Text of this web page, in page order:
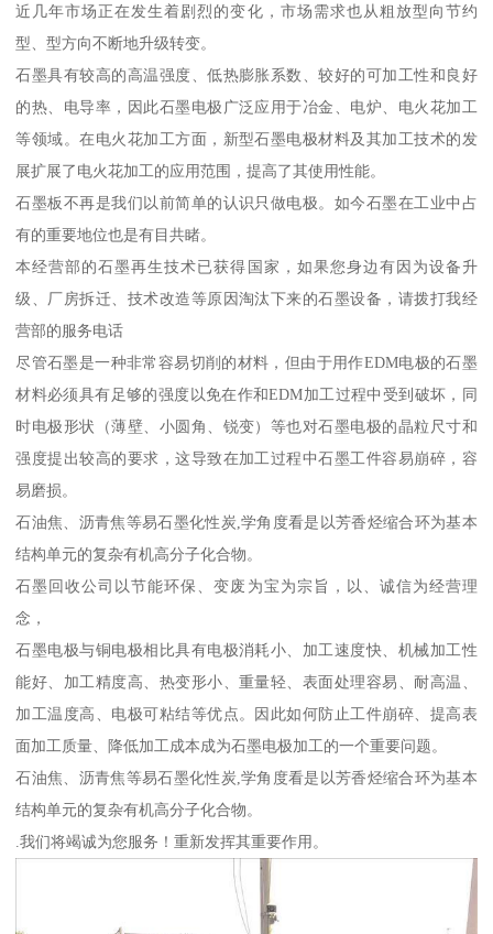
近几年市场正在发生着剧烈的变化，市场需求也从粗放型向节约
型、型方向不断地升级转变。
石墨具有较高的高温强度、低热膨胀系数、较好的可加工性和良好
的热、电导率，因此石墨电极广泛应用于冶金、电炉、电火花加工
等领域。在电火花加工方面，新型石墨电极材料及其加工技术的发
展扩展了电火花加工的应用范围，提高了其使用性能。
石墨板不再是我们以前简单的认识只做电极。如今石墨在工业中占
有的重要地位也是有目共睹。
本经营部的石墨再生技术已获得国家，如果您身边有因为设备升
级、厂房拆迁、技术改造等原因淘汰下来的石墨设备，请拨打我经
营部的服务电话
尽管石墨是一种非常容易切削的材料，但由于用作EDM电极的石墨
材料必须具有足够的强度以免在作和EDM加工过程中受到破坏，同
时电极形状（薄壁、小圆角、锐变）等也对石墨电极的晶粒尺寸和
强度提出较高的要求，这导致在加工过程中石墨工件容易崩碎，容
易磨损。
石油焦、沥青焦等易石墨化性炭,学角度看是以芳香烃缩合环为基本
结构单元的复杂有机高分子化合物。
石墨回收公司以节能环保、变废为宝为宗旨，以、诚信为经营理
念，
石墨电极与铜电极相比具有电极消耗小、加工速度快、机械加工性
能好、加工精度高、热变形小、重量轻、表面处理容易、耐高温、
加工温度高、电极可粘结等优点。因此如何防止工件崩碎、提高表
面加工质量、降低加工成本成为石墨电极加工的一个重要问题。
石油焦、沥青焦等易石墨化性炭,学角度看是以芳香烃缩合环为基本
结构单元的复杂有机高分子化合物。
.我们将竭诚为您服务！重新发挥其重要作用。